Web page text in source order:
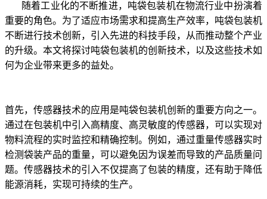
随着工业化的不断推进，吨袋包装机在物流行业中扮演着
重要的角色。为了适应市场需求和提高生产效率，吨袋包装机
不断进行技术创新，引入先进的科技手段，从而推动整个产业
的升级。本文将探讨吨袋包装机的创新技术，以及这些技术如
何为企业带来更多的益处。
首先，传感器技术的应用是吨袋包装机创新的重要方向之一。
通过在包装机中引入高精度、高灵敏度的传感器，可以实现对
物料流程的实时监控和精确控制。例如，通过重量传感器实时
检测袋装产品的重量，可以避免因为误差而导致的产品质量问
题。传感器技术的引入不仅提高了包装的精度，还有助于降低
能源消耗，实现可持续的生产。